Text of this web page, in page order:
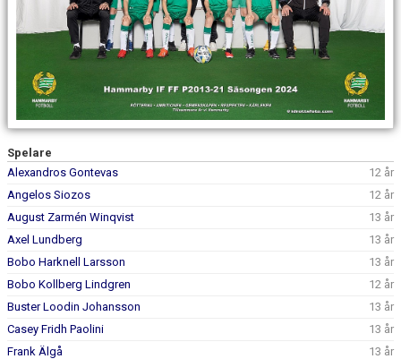
Spelare
Alexandros Gontevas
12 år
Angelos Siozos
12 år
August Zarmén Winqvist
13 år
Axel Lundberg
13 år
Bobo Harknell Larsson
13 år
Bobo Kollberg Lindgren
12 år
Buster Loodin Johansson
13 år
Casey Fridh Paolini
13 år
Frank Älgå
13 år